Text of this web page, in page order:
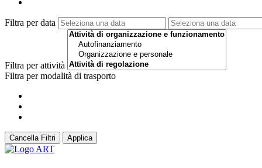
Filtra per data
Filtra per attività
Filtra per modalità di trasporto
Cancella Filtri Applica